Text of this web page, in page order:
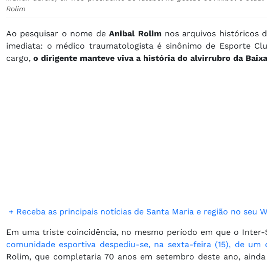
Rolim
Ao pesquisar o nome deAnibal Rolimnos arquivos históricos
imediata: o médico traumatologista é sinônimo de Esporte
cargo, o dirigente manteve viva a história do alvirrubro da
+ Receba as principais notícias de Santa Maria e região no seu
Em uma triste coincidência, no mesmo período em que o
comunidade esportiva despediu-se, na sexta-feira (15), de um
Rolim, que completaria 70 anos em setembro deste ano,